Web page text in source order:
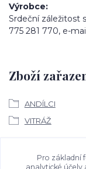
Výrobce
Srdeční záležitost
775 281 770, e-
Zboží
ANDÍLCI
VITRÁŽ
Ke stažení
Pro základní
analytické účely